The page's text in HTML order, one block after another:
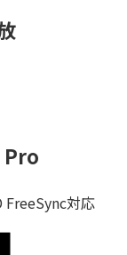
FreeSync対応